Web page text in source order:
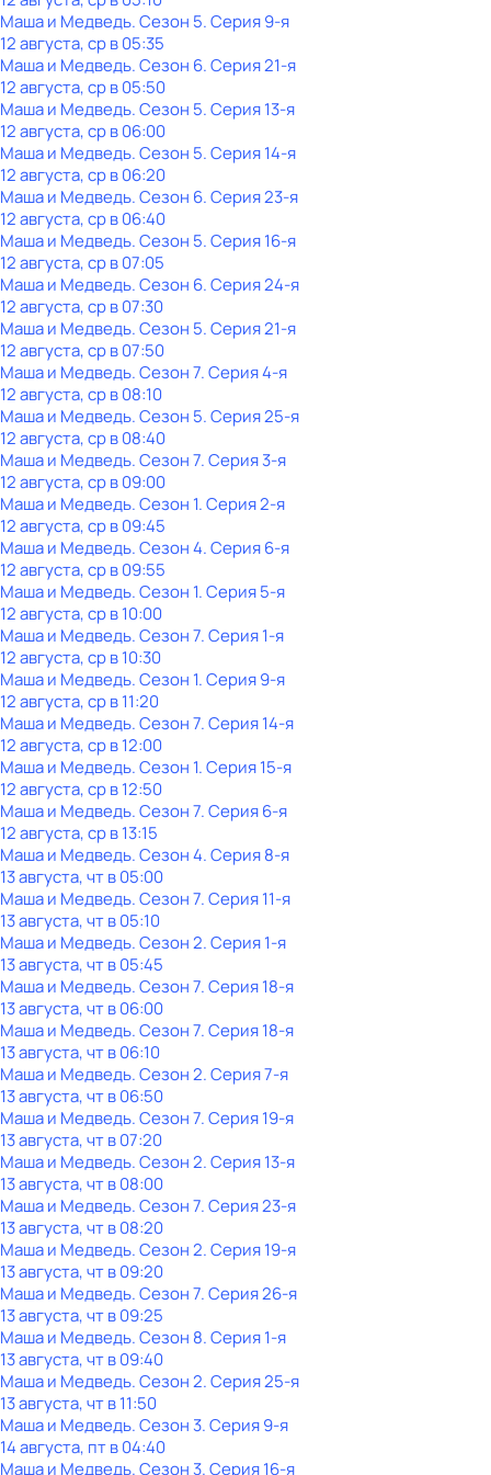
Маша и Медведь. Сезон 5. Серия 9-я
12 августа, ср в 05:35
Маша и Медведь. Сезон 6. Серия 21-я
12 августа, ср в 05:50
Маша и Медведь. Сезон 5. Серия 13-я
12 августа, ср в 06:00
Маша и Медведь. Сезон 5. Серия 14-я
12 августа, ср в 06:20
Маша и Медведь. Сезон 6. Серия 23-я
12 августа, ср в 06:40
Маша и Медведь. Сезон 5. Серия 16-я
12 августа, ср в 07:05
Маша и Медведь. Сезон 6. Серия 24-я
12 августа, ср в 07:30
Маша и Медведь. Сезон 5. Серия 21-я
12 августа, ср в 07:50
Маша и Медведь. Сезон 7. Серия 4-я
12 августа, ср в 08:10
Маша и Медведь. Сезон 5. Серия 25-я
12 августа, ср в 08:40
Маша и Медведь. Сезон 7. Серия 3-я
12 августа, ср в 09:00
Маша и Медведь. Сезон 1. Серия 2-я
12 августа, ср в 09:45
Маша и Медведь. Сезон 4. Серия 6-я
12 августа, ср в 09:55
Маша и Медведь. Сезон 1. Серия 5-я
12 августа, ср в 10:00
Маша и Медведь. Сезон 7. Серия 1-я
12 августа, ср в 10:30
Маша и Медведь. Сезон 1. Серия 9-я
12 августа, ср в 11:20
Маша и Медведь. Сезон 7. Серия 14-я
12 августа, ср в 12:00
Маша и Медведь. Сезон 1. Серия 15-я
12 августа, ср в 12:50
Маша и Медведь. Сезон 7. Серия 6-я
12 августа, ср в 13:15
Маша и Медведь. Сезон 4. Серия 8-я
13 августа, чт в 05:00
Маша и Медведь. Сезон 7. Серия 11-я
13 августа, чт в 05:10
Маша и Медведь. Сезон 2. Серия 1-я
13 августа, чт в 05:45
Маша и Медведь. Сезон 7. Серия 18-я
13 августа, чт в 06:00
Маша и Медведь. Сезон 7. Серия 18-я
13 августа, чт в 06:10
Маша и Медведь. Сезон 2. Серия 7-я
13 августа, чт в 06:50
Маша и Медведь. Сезон 7. Серия 19-я
13 августа, чт в 07:20
Маша и Медведь. Сезон 2. Серия 13-я
13 августа, чт в 08:00
Маша и Медведь. Сезон 7. Серия 23-я
13 августа, чт в 08:20
Маша и Медведь. Сезон 2. Серия 19-я
13 августа, чт в 09:20
Маша и Медведь. Сезон 7. Серия 26-я
13 августа, чт в 09:25
Маша и Медведь. Сезон 8. Серия 1-я
13 августа, чт в 09:40
Маша и Медведь. Сезон 2. Серия 25-я
13 августа, чт в 11:50
Маша и Медведь. Сезон 3. Серия 9-я
14 августа, пт в 04:40
Маша и Медведь. Сезон 3. Серия 16-я